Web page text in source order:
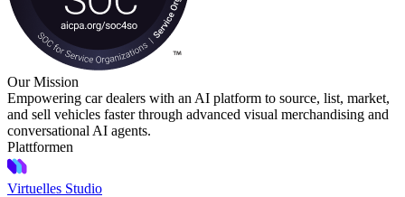
Our Mission
Empowering car dealers with an AI platform to source, list, market,
and sell vehicles faster through advanced visual merchandising and
conversational AI agents.
Plattformen
Virtuelles Studio